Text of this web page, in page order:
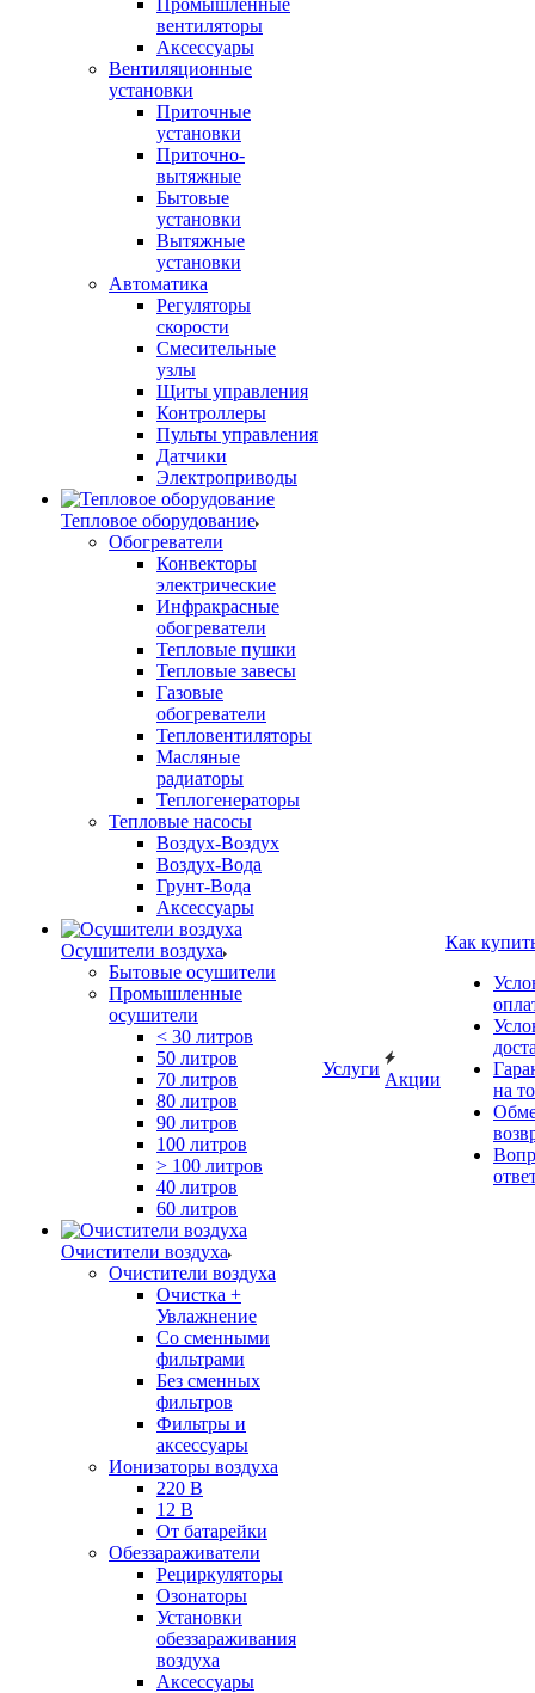
Промышленные
вентиляторы
Аксессуары
Вентиляционные
установки
Приточные
установки
Приточно-
вытяжные
Бытовые
установки
Вытяжные
установки
Автоматика
Регуляторы
скорости
Смесительные
узлы
Щиты управления
Контроллеры
Пульты управления
Датчики
Электроприводы
Тепловое оборудование
Обогреватели
Конвекторы
электрические
Инфракрасные
обогреватели
Тепловые пушки
Тепловые завесы
Газовые
обогреватели
Тепловентиляторы
Масляные
радиаторы
Теплогенераторы
Тепловые насосы
Воздух-Воздух
Воздух-Вода
Грунт-Вода
Аксессуары
Осушители воздуха
Бытовые осушители
Промышленные
осушители
< 30 литров
50 литров
70 литров
80 литров
90 литров
100 литров
> 100 литров
40 литров
60 литров
Очистители воздуха
Очистители воздуха
Очистка +
Увлажнение
Cо сменными
фильтрами
Без сменных
фильтров
Фильтры и
аксессуары
Ионизаторы воздуха
220 В
12 В
От батарейки
Обеззараживатели
Рециркуляторы
Озонаторы
Установки
обеззараживания
воздуха
Аксессуары
Услуги
Акции
Как
на